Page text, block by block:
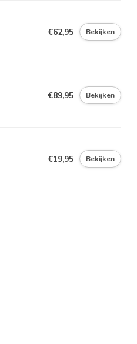
€62,95 Bekijken
€89,95 Bekijken
€19,95 Bekijken